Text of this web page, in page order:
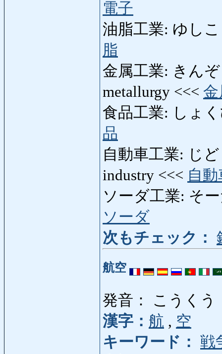
電子
油脂工業: ゆし
脂
金属工業: きん
metallurgy <<< 金
食品工業: しょ
品
自動車工業: じ
industry <<< 自動
ソーダ工業: そ
ソーダ
次もチェック：
航空
発音： こうくう
漢字： 航 , 空
キーワード： 戦